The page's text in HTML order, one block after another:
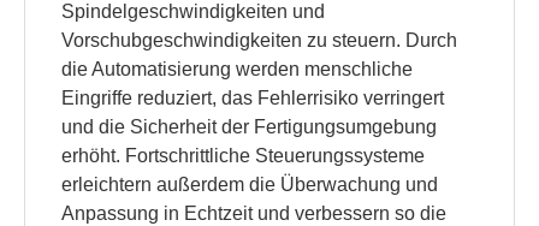
Spindelgeschwindigkeiten und
Vorschubgeschwindigkeiten zu steuern. Durch
die Automatisierung werden menschliche
Eingriffe reduziert, das Fehlerrisiko verringert
und die Sicherheit der Fertigungsumgebung
erhöht. Fortschrittliche Steuerungssysteme
erleichtern außerdem die Überwachung und
Anpassung in Echtzeit und verbessern so die